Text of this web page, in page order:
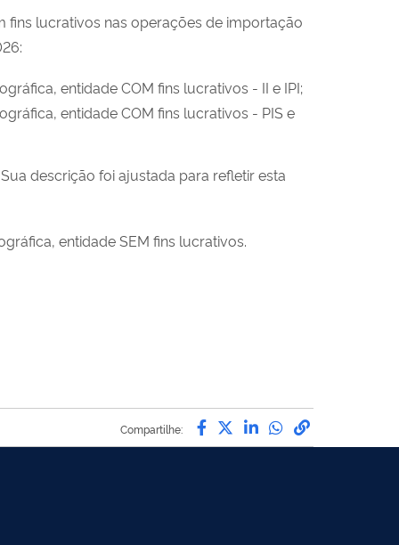
lucrativos nas operações de importação
entidade COM fins lucrativos - II e IPI;
entidade COM fins lucrativos - PIS e
Sua descrição foi ajustada para refletir esta
entidade SEM fins lucrativos.
Compartilhe: Compartilhe por
Compartilhe por
Compartilhe por
Compartilhe
link para